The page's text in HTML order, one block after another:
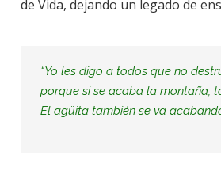
de Vida, dejando un legado de
“Yo les digo a todos que no
porque si se acaba la montaña,
El agüita también se va